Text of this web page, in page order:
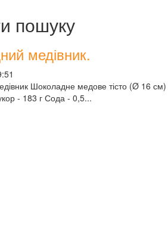
пошуку
медівник.
Шоколадне медове тісто (Ø 16
- 183 г Сода - 0,5...